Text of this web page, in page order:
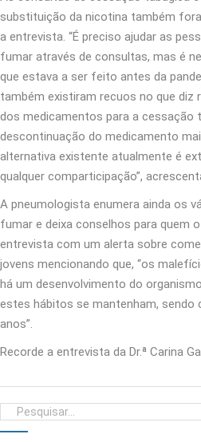
substituição da nicotina também
a entrevista. “É preciso ajudar as
fumar através de consultas, mas é
que estava a ser feito antes da
também existiram recuos no que diz
dos medicamentos para a cessação
descontinuação do medicamento
alternativa existente atualmente é
qualquer comparticipação”,
A pneumologista enumera ainda os
fumar e deixa conselhos para quem
entrevista com um alerta sobre
jovens mencionando que, “os
há um desenvolvimento do
estes hábitos se mantenham, sendo
anos”.
Recorde a entrevista da Dr.ª Carina